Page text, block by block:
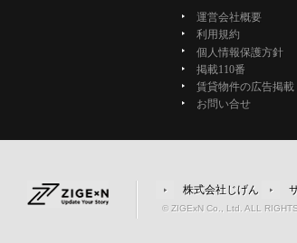
運営会社概要
利用規約
個人情報保護方針
掲載110番
賃貸物件の広告掲載
お問い合せ
株式会社じげん
© ZIGExN Co., Ltd. ALL